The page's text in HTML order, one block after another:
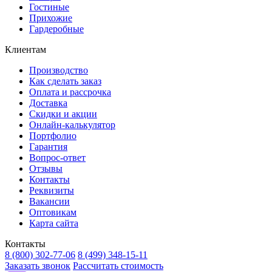
Гостиные
Прихожие
Гардеробные
Клиентам
Производство
Как сделать заказ
Оплата и рассрочка
Доставка
Скидки и акции
Онлайн-калькулятор
Портфолио
Гарантия
Вопрос-ответ
Отзывы
Контакты
Реквизиты
Вакансии
Оптовикам
Карта сайта
Контакты
8 (800) 302-77-06 8 (499) 348-15-11
Заказать звонок Рассчитать стоимость